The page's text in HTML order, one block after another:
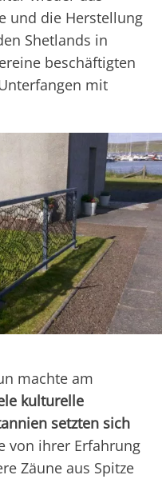
und die Herstellung
Shetlands in
beschäftigten
mit
machte am
kulturelle
setzten sich
von ihrer Erfahrung
Zäune aus Spitze